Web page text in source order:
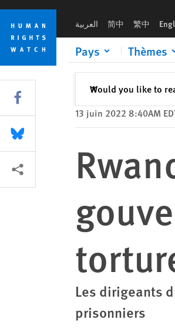
Skip
cookie
privacy
notice
Skip
main
content
العربية 简中 繁中
Pays Thèmes
Would you like to
✕Fermer
13 juin 2022 8:40AM
Les dirigeants
prisonniers
Share this via Facebook
Share this via Bluesky
Share this via Partagez